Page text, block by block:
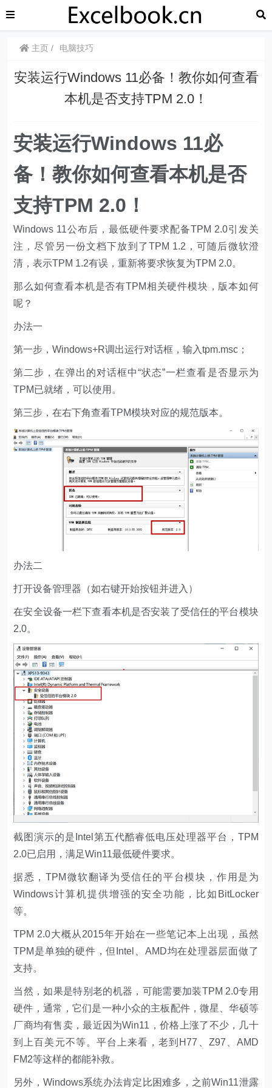
主页 电脑技巧
安装运行Windows 11必备！教你如何查看
本机是否支持TPM 2.0！
安装运行Windows 11必
备！教你如何查看本机是否
支持TPM 2.0！
Windows 11公布后，最低硬件要求配备TPM 2.0引发关
注，尽管另一份文档下放到了TPM 1.2，可随后微软澄
清，表示TPM 1.2有误，重新将要求恢复为TPM 2.0。
那么如何查看本机是否有TPM相关硬件模块，版本如何
呢？
办法一
第一步，Windows+R调出运行对话框，输入tpm.msc；
第二步，在弹出的对话框中“状态”一栏查看是否显示为
TPM已就绪，可以使用。
第三步，在右下角查看TPM模块对应的规范版本。
办法二
打开设备管理器（如右键开始按钮并进入）
在安全设备一栏下查看本机是否安装了受信任的平台模块
2.0。
截图演示的是Intel第五代酷睿低电压处理器平台，TPM
2.0已启用，满足Win11最低硬件要求。
据悉，TPM微软翻译为受信任的平台模块，作用是为
Windows计算机提供增强的安全功能，比如BitLocker
等。
TPM 2.0大概从2015年开始在一些笔记本上出现，虽然
TPM是单独的硬件，但Intel、AMD均在处理器层面做了
支持。
当然，如果是特别老的机器，可能需要加装TPM 2.0专用
硬件，通常，它们是一种小众的主板配件，微星、华硕等
厂商均有售卖，最近因为Win11，价格上涨了不少，几十
到上百美元不等。平台上来看，老到H77、Z97、AMD
FM2等这样的都能补救。
另外，Windows系统办法肯定比困难多，之前Win11泄露